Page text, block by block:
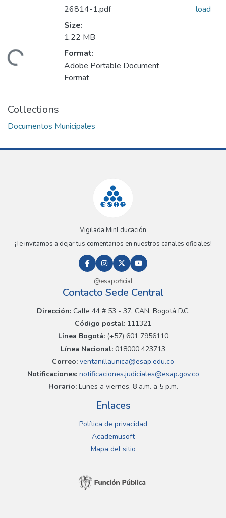
26814-1.pdf
Size:
1.22 MB
Format:
Adobe Portable Document
Format
load
Collections
Documentos Municipales
Vigilada MinEducación
¡Te invitamos a dejar tus comentarios en nuestros canales oficiales!
@esapoficial
Contacto Sede Central
Dirección:Calle 44 # 53 - 37, CAN, Bogotá D.C.
Código postal: 111321
Línea Bogotá:(+57) 601 7956110
Línea Nacional: 018000 423713
Correo: ventanillaunica@esap.edu.co
Notificaciones:notificaciones.judiciales@esap.gov.co
Horario:Lunes a viernes, 8 a.m. a 5 p.m.
Enlaces
Política de privacidad
Academusoft
Mapa del sitio